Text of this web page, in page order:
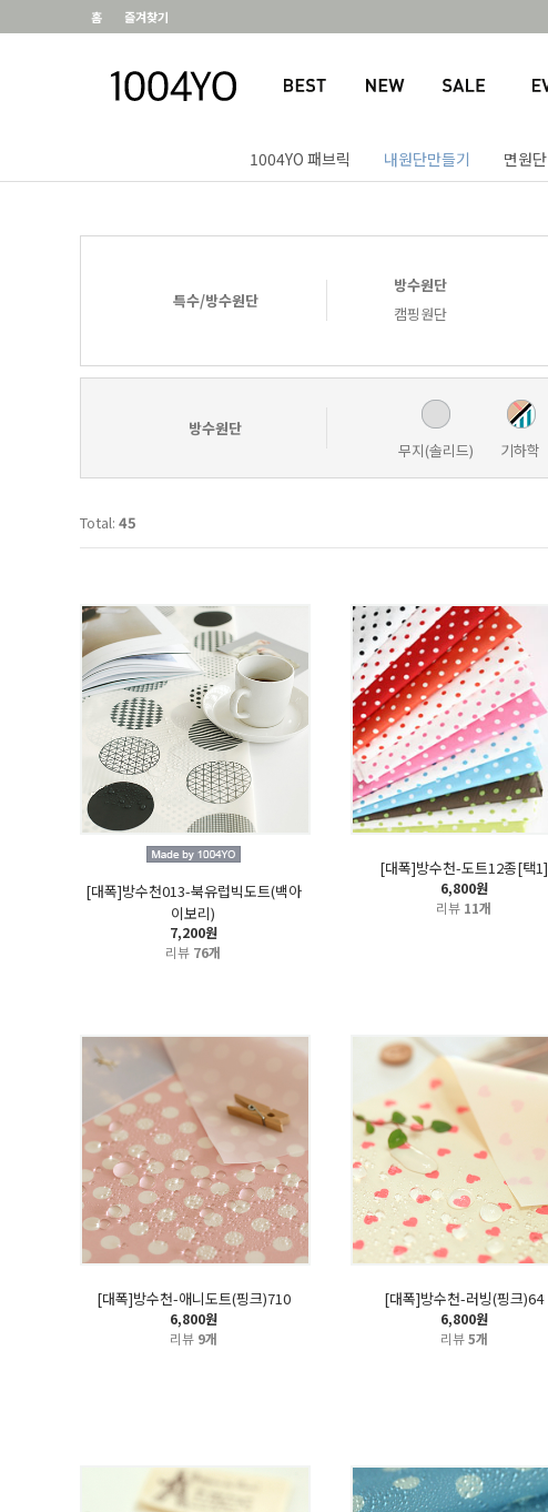
홈 즐겨찾기
1004YO 패브릭 내원단만들기 면원단
특수/방수원단
방수원단
캠핑원단
방수원단
무지(솔리드)
기하학
Total: 45
[대폭]방수천013-북유럽빅도트(백아
이보리)
7,200원
리뷰 76개
[대폭]방수천-도트12종[택1]
6,800원
리뷰 11개
[대폭]방수천-애니도트(핑크)710
6,800원
리뷰 9개
[대폭]방수천-러빙(핑크)64
6,800원
리뷰5개